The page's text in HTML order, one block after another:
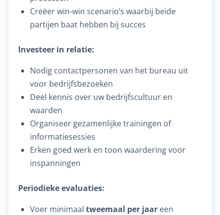
Creëer win-win scenario’s waarbij beide
partijen baat hebben bij succes
Investeer in relatie:
Nodig contactpersonen van het bureau uit
voor bedrijfsbezoeken
Deel kennis over uw bedrijfscultuur en
waarden
Organiseer gezamenlijke trainingen of
informatiesessies
Erken goed werk en toon waardering voor
inspanningen
Periodieke evaluaties:
Voer minimaal tweemaal per jaar een